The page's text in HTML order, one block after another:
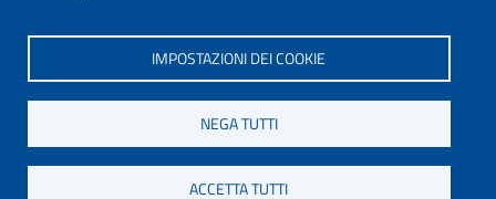
IMPOSTAZIONI DEI COOKIE
NEGA TUTTI
ACCETTA TUTTI
aaadip@uniss.it